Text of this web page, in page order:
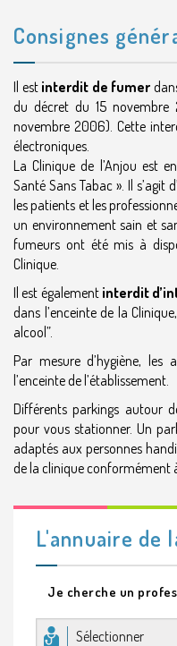
Consignes
Il est interdit de fumer
du décret du 15
novembre 2006). Cette
électroniques.
La Clinique de l’Anjou est
Santé Sans Tabac ». Il
les patients et les
un environnement sain et
fumeurs ont été mis à
Clinique.
Il est également interdit
dans l’enceinte de la
alcool”.
Par mesure d’hygiène,
l’enceinte de l’établissement.
Différents parkings autour
pour vous stationner. Un
adaptés aux personnes
de la clinique conformément
L'annuaire de
Je cherche un
Sélectionner